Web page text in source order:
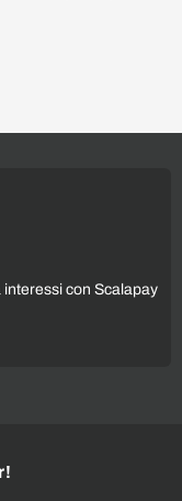
con Scalapay